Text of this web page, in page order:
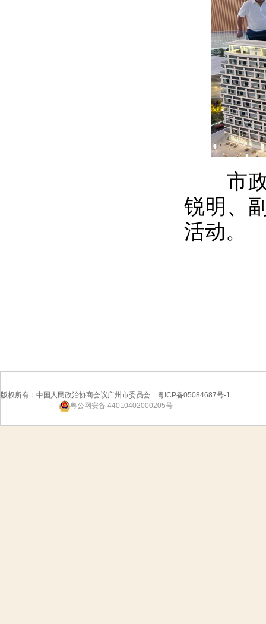
市政
锐明、
活动
版权所有：中国人民政治协商会议广州市委员会 粤ICP备05084687号-1
粤公网安备 44010402000205号